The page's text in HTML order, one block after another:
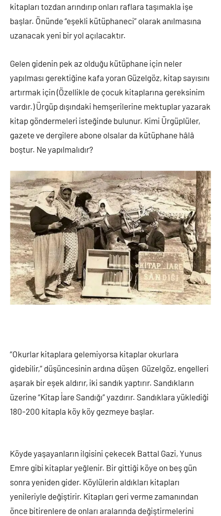
kitapları tozdan arındırıp onları raflara taşımakla işe
başlar. Önünde “eşekli kütüphaneci” olarak anılmasına
uzanacak yeni bir yol açılacaktır.
Gelen gidenin pek az olduğu kütüphane için neler
yapılması gerektiğine kafa yoran Güzelgöz, kitap sayısını
artırmak için (Özellikle de çocuk kitaplarına gereksinim
vardır.) Ürgüp dışındaki hemşerilerine mektuplar yazarak
kitap göndermeleri isteğinde bulunur. Kimi Ürgüplüler,
gazete ve dergilere abone olsalar da kütüphane hâlâ
boştur. Ne yapılmalıdır?
“Okurlar kitaplara gelemiyorsa kitaplar okurlara
gidebilir,” düşüncesinin ardına düşen Güzelgöz, engelleri
aşarak bir eşek aldırır, iki sandık yaptırır. Sandıkların
üzerine “Kitap İare Sandığı” yazdırır. Sandıklara yüklediği
180-200 kitapla köy köy gezmeye başlar.
Köyde yaşayanların ilgisini çekecek Battal Gazi, Yunus
Emre gibi kitaplar yeğlenir. Bir gittiği köye on beş gün
sonra yeniden gider. Köylülerin aldıkları kitapları
yenileriyle değiştirir. Kitapları geri verme zamanından
önce bitirenlere de onları aralarında değiştirmelerini